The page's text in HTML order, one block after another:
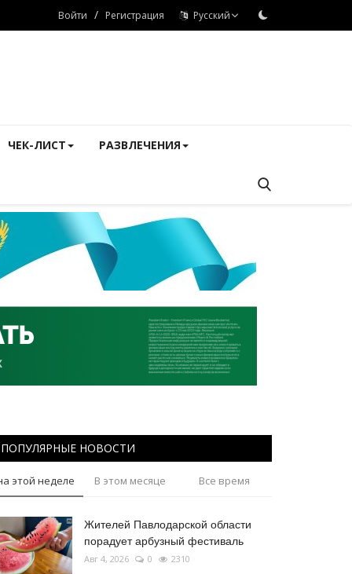
Войти / Регистрация Русский
ЧЕК-ЛИСТ РАЗВЛЕЧЕНИЯ
ПОПУЛЯРНЫЕ НОВОСТИ
этой неделе В этом месяце Все время
Жителей Павлодарской области
порадует арбузный фестиваль
Авг 4, 2026 0 2310